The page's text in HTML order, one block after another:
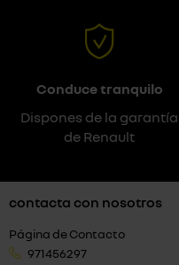
Conduce tranquilo
Dispones de la garantía
de Renault
contacta con nosotros
Página de Contacto
971456297